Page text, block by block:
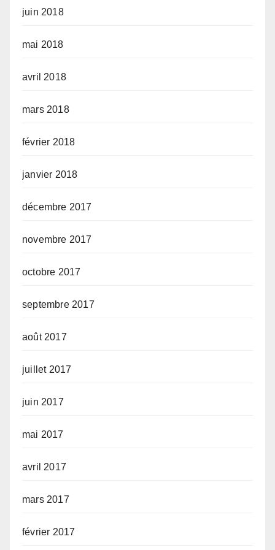
juin 2018
mai 2018
avril 2018
mars 2018
février 2018
janvier 2018
décembre 2017
novembre 2017
octobre 2017
septembre 2017
août 2017
juillet 2017
juin 2017
mai 2017
avril 2017
mars 2017
février 2017